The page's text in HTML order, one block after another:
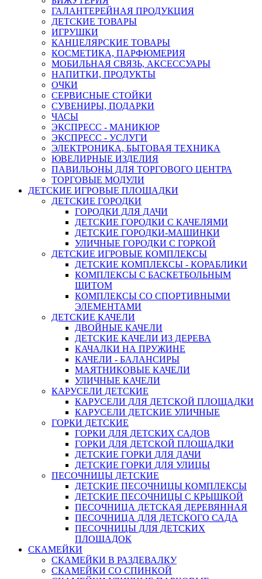
ГАЛАНТЕРЕЙНАЯ ПРОДУКЦИЯ
ДЕТСКИЕ ТОВАРЫ
ИГРУШКИ
КАНЦЕЛЯРСКИЕ ТОВАРЫ
КОСМЕТИКА, ПАРФЮМЕРИЯ
МОБИЛЬНАЯ СВЯЗЬ, АКСЕССУАРЫ
НАПИТКИ, ПРОДУКТЫ
ОЧКИ
СЕРВИСНЫЕ СТОЙКИ
СУВЕНИРЫ, ПОДАРКИ
ЧАСЫ
ЭКСПРЕСС - МАНИКЮР
ЭКСПРЕСС - УСЛУГИ
ЭЛЕКТРОНИКА, БЫТОВАЯ ТЕХНИКА
ЮВЕЛИРНЫЕ ИЗДЕЛИЯ
ПАВИЛЬОНЫ ДЛЯ ТОРГОВОГО ЦЕНТРА
ТОРГОВЫЕ МОДУЛИ
ДЕТСКИЕ ИГРОВЫЕ ПЛОЩАДКИ
ДЕТСКИЕ ГОРОДКИ
ГОРОДКИ ДЛЯ ДАЧИ
ДЕТСКИЕ ГОРОДКИ С КАЧЕЛЯМИ
ДЕТСКИЕ ГОРОДКИ-МАШИНКИ
УЛИЧНЫЕ ГОРОДКИ С ГОРКОЙ
ДЕТСКИЕ ИГРОВЫЕ КОМПЛЕКСЫ
ДЕТСКИЕ КОМПЛЕКСЫ - КОРАБЛИКИ
КОМПЛЕКСЫ С БАСКЕТБОЛЬНЫМ
ЩИТОМ
КОМПЛЕКСЫ СО СПОРТИВНЫМИ
ЭЛЕМЕНТАМИ
ДЕТСКИЕ КАЧЕЛИ
ДВОЙНЫЕ КАЧЕЛИ
ДЕТСКИЕ КАЧЕЛИ ИЗ ДЕРЕВА
КАЧАЛКИ НА ПРУЖИНЕ
КАЧЕЛИ - БАЛАНСИРЫ
МАЯТНИКОВЫЕ КАЧЕЛИ
УЛИЧНЫЕ КАЧЕЛИ
КАРУСЕЛИ ДЕТСКИЕ
КАРУСЕЛИ ДЛЯ ДЕТСКОЙ ПЛОЩАДКИ
КАРУСЕЛИ ДЕТСКИЕ УЛИЧНЫЕ
ГОРКИ ДЕТСКИЕ
ГОРКИ ДЛЯ ДЕТСКИХ САДОВ
ГОРКИ ДЛЯ ДЕТСКОЙ ПЛОЩАДКИ
ДЕТСКИЕ ГОРКИ ДЛЯ ДАЧИ
ДЕТСКИЕ ГОРКИ ДЛЯ УЛИЦЫ
ПЕСОЧНИЦЫ ДЕТСКИЕ
ДЕТСКИЕ ПЕСОЧНИЦЫ КОМПЛЕКСЫ
ДЕТСКИЕ ПЕСОЧНИЦЫ С КРЫШКОЙ
ПЕСОЧНИЦА ДЕТСКАЯ ДЕРЕВЯННАЯ
ПЕСОЧНИЦА ДЛЯ ДЕТСКОГО САДА
ПЕСОЧНИЦЫ ДЛЯ ДЕТСКИХ
ПЛОЩАДОК
СКАМЕЙКИ
СКАМЕЙКИ В РАЗДЕВАЛКУ
СКАМЕЙКИ СО СПИНКОЙ